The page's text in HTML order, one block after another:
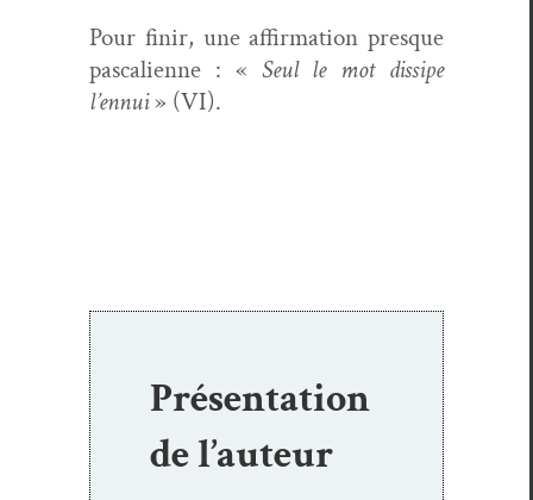
Pour finir, une affir­ma­tion presque
pas­cali­enne : « Seul le mot dis­sipe
l’ennui» (VI).
Présentation
de l’auteur